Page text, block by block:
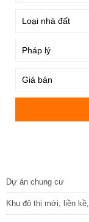
Dự án chung cư
Khu đô thị mới, liền